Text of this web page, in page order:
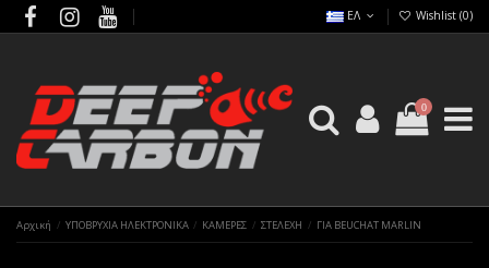
ΕΛ Wishlist (0)
0
Αρχική ΥΠΟΒΡΥΧΙΑ ΗΛΕΚΤΡΟΝΙΚΑ ΚΑΜΕΡΕΣ ΣΤΕΛΕΧΗ ΓΙΑ BEUCHAT MARLIN